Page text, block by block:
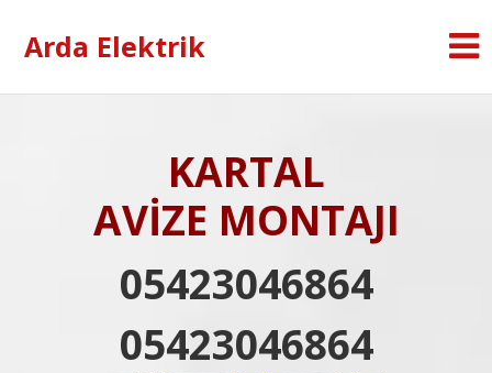
Arda Elektrik
KARTAL
AVİZE MONTAJI
05423046864
05423046864